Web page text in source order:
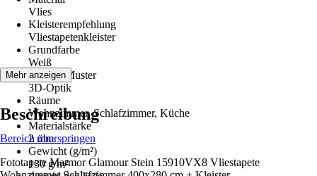
Vlies
Kleisterempfehlung
Vliestapetenkleister
Grundfarbe
Weiß
Dekor / Muster
3D-Optik
Räume
Wohnzimmer, Schlafzimmer, Küche
Materialstärke
2 mm
Gewicht (g/m²)
130 g/m²
Mehr anzeigen
Beschreibung
Bereich überspringen
Fototapete Marmor Glamour Stein 15910VX8 Vliestapete